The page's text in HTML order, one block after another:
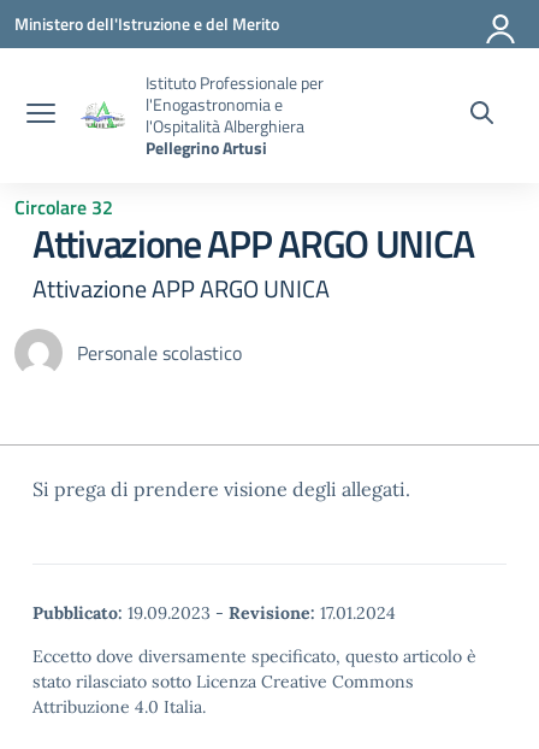
Vai ai contenuti
Vai al menu di navigazione
Vai al footer
Ministero dell'Istruzione e del Merito
Istituto Professionale per
l'Enogastronomia e
l'Ospitalità Alberghiera
Pellegrino Artusi
Circolare 32
Attivazione APP ARGO UNICA
Attivazione APP ARGO UNICA
Personale scolastico
Si prega di prendere visione degli allegati.
Pubblicato: 19.09.2023 - Revisione: 17.01.2024
Eccetto dove diversamente specificato, questo articolo è
stato rilasciato sotto Licenza Creative Commons
Attribuzione 4.0 Italia.